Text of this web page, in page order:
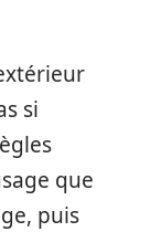
si
que
puis